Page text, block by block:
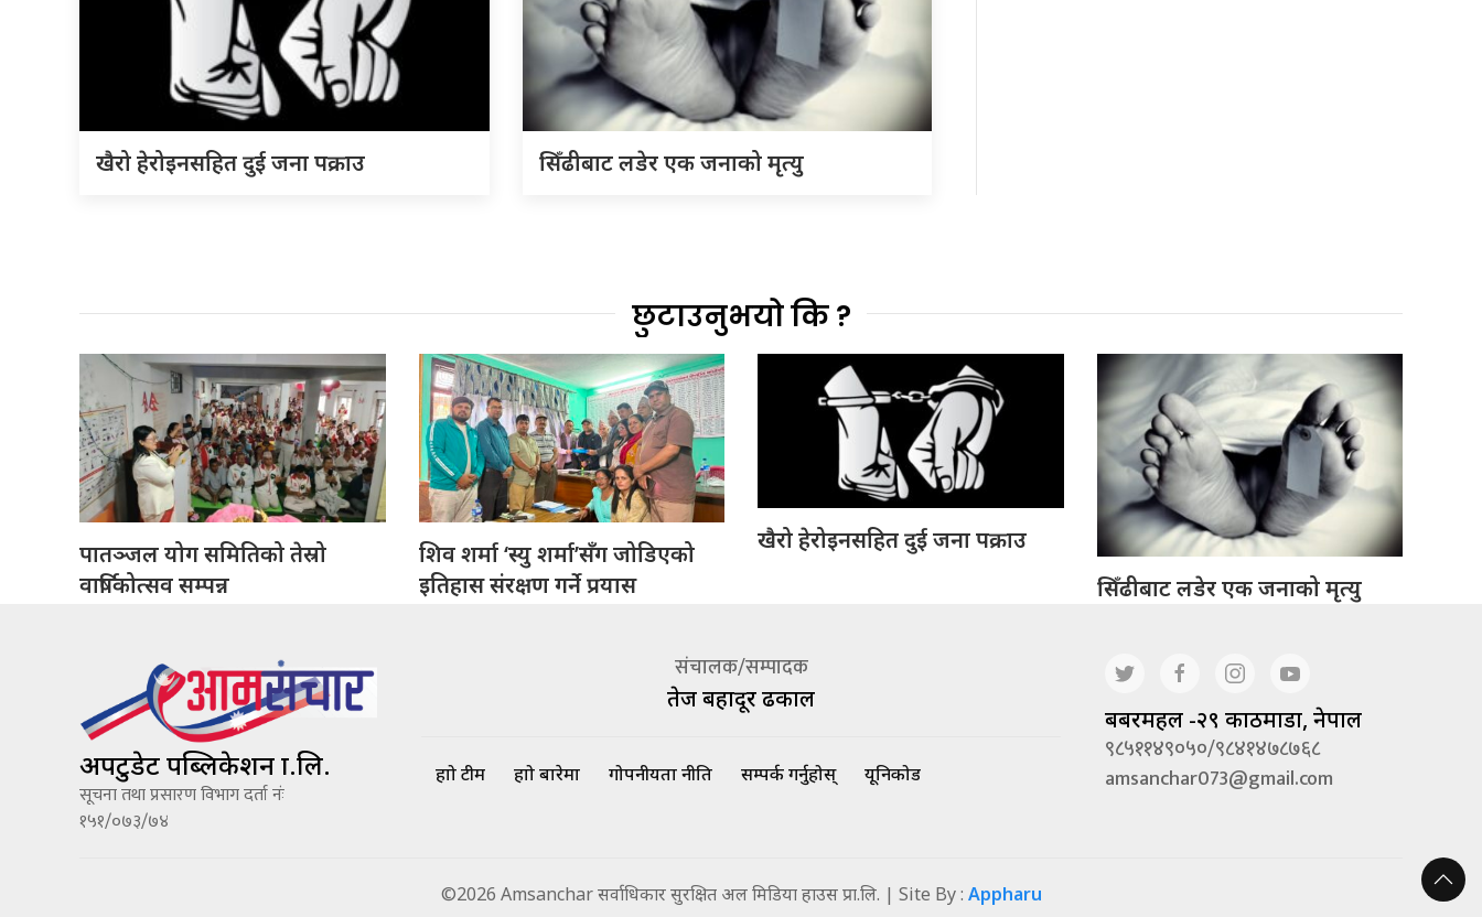
खैरो हेरोइनसहित दुई जना पक्राउ सिँढीबाट लडेर एक जनाको मृत्यु
छुटाउनुभयो कि ?
पातञ्जल योग समितिको तेस्रो
वार्षिकोत्सव सम्पन्न
शिव शर्मा ‘स्यु शर्मा’सँग जोडिएको
इतिहास संरक्षण गर्ने प्रयास
खैरो हेरोइनसहित दुई जना पक्राउ
सिँढीबाट लडेर एक जनाको मृत्यु
अपटुडेट पब्लिकेशन प्रा.लि.
सूचना तथा प्रसारण विभाग दर्ता नंः
१५१/०७३/७४
संचालक/सम्पादक
तेज बहादूर ढकाल
हाम्रो टीम हाम्रो बारेमा गोपनीयता नीति सम्पर्क गर्नुहोस् यूनिकोड
बबरमहल -२९ काठमाडौं, नेपाल
९८५११४९०५०/९८४१४७८७६८
amsanchar073@gmail.com
©2026 Amsanchar सर्वाधिकार सुरक्षित अल मिडिया हाउस प्रा.लि. | Site By : Appharu